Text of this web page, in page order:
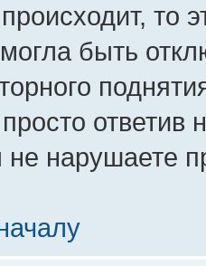
то
быть
ответив
нарушаете